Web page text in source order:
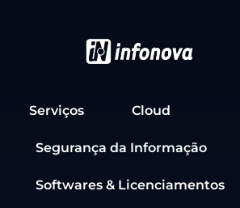
Serviços Cloud
Segurança da Informação
Softwares & Licenciamentos